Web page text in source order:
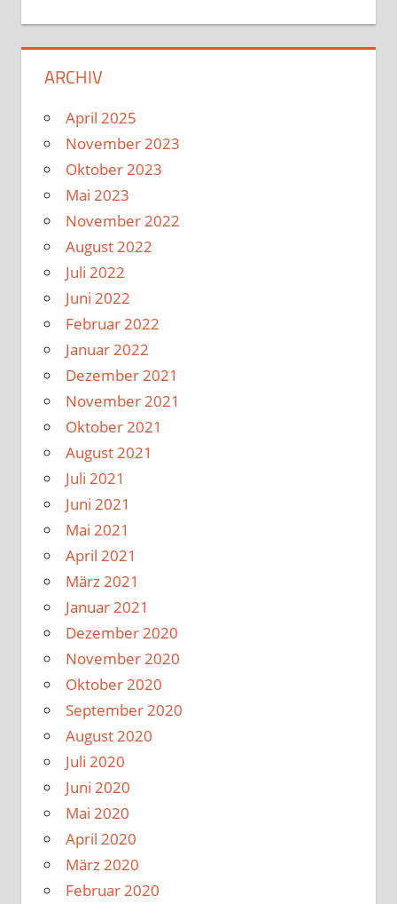
ARCHIV
April 2025
November 2023
Oktober 2023
Mai 2023
November 2022
August 2022
Juli 2022
Juni 2022
Februar 2022
Januar 2022
Dezember 2021
November 2021
Oktober 2021
August 2021
Juli 2021
Juni 2021
Mai 2021
April 2021
März 2021
Januar 2021
Dezember 2020
November 2020
Oktober 2020
September 2020
August 2020
Juli 2020
Juni 2020
Mai 2020
April 2020
März 2020
Februar 2020